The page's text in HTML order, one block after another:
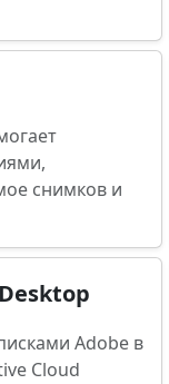
снимков и
Adobe в
Cloud